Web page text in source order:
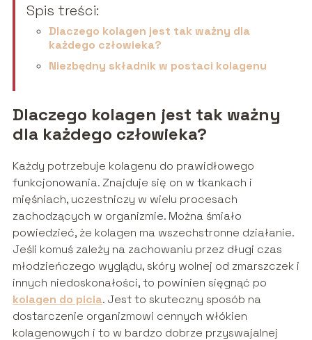
Spis treści:
Dlaczego kolagen jest tak ważny dla
każdego człowieka?
Niezbędny składnik w postaci kolagenu
Dlaczego kolagen jest tak ważny
dla każdego człowieka?
Każdy potrzebuje kolagenu do prawidłowego
funkcjonowania. Znajduje się on w tkankach i
mięśniach, uczestniczy w wielu procesach
zachodzących w organizmie. Można śmiało
powiedzieć, że kolagen ma wszechstronne działanie.
Jeśli komuś zależy na zachowaniu przez długi czas
młodzieńczego wyglądu, skóry wolnej od zmarszczek i
innych niedoskonałości, to powinien sięgnąć po
kolagen do picia. Jest to skuteczny sposób na
dostarczenie organizmowi cennych włókien
kolagenowych i to w bardzo dobrze przyswajalnej